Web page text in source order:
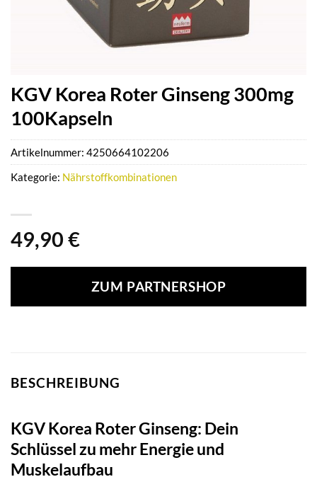
KGV Korea Roter Ginseng 300mg
100Kapseln
49,90 €
ZUM PARTNERSHOP
Artikelnummer: 4250664102206
Kategorie: Nährstoffkombinationen
BESCHREIBUNG
KGV Korea Roter Ginseng: Dein
Schlüssel zu mehr Energie und
Muskelaufbau